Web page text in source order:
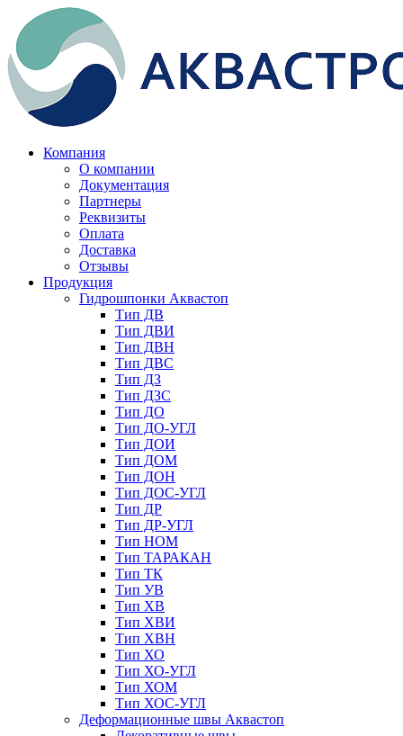
Компания
О компании
Документация
Партнеры
Реквизиты
Оплата
Доставка
Отзывы
Продукция
Гидрошпонки Аквастоп
Тип ДВ
Тип ДВИ
Тип ДВН
Тип ДВС
Тип ДЗ
Тип ДЗС
Тип ДО
Тип ДО-УГЛ
Тип ДОИ
Тип ДОМ
Тип ДОН
Тип ДОС-УГЛ
Тип ДР
Тип ДР-УГЛ
Тип НОМ
Тип ТАРАКАН
Тип ТК
Тип УВ
Тип ХВ
Тип ХВИ
Тип ХВН
Тип ХО
Тип ХО-УГЛ
Тип ХОМ
Тип ХОС-УГЛ
Деформационные швы Аквастоп